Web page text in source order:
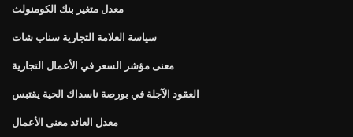
معدل متغير بنك الكومنولث
سياسة العلامة التجارية سناب شات
معنى مؤشر السعر في الأعمال التجارية
العقود الآجلة في بورصة ناسداك الحية يقتبس
معدل العائد معنى الأعمال